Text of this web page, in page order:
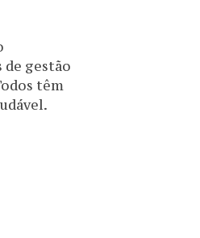
de gestão
têm